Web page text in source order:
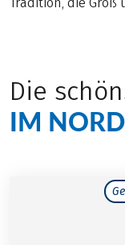
Tradition, die Groß
Die
IM